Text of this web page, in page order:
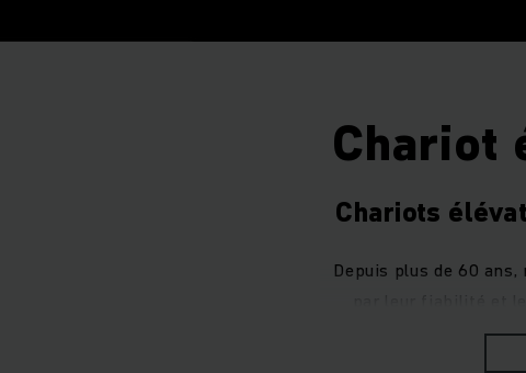
Chariot
Chariots
Depuis plus de 60
chariots élévateurs à